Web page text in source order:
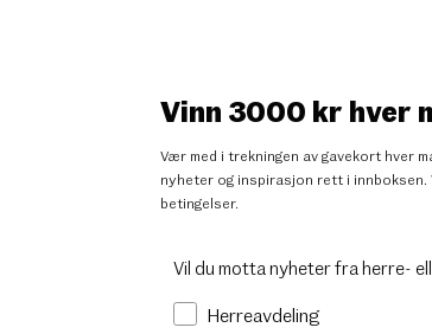
Vinn 3000 kr hver
Vær med i trekningen av gavekort hver
nyheter og inspirasjon rett i innboksen.
betingelser.
Vil du motta nyheter fra herre-
Herreavdeling